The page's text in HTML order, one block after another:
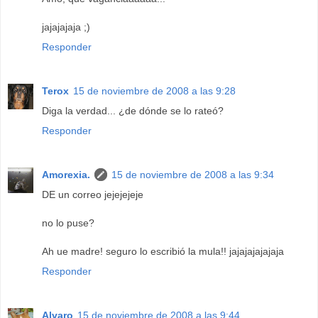
jajajajaja ;)
Responder
Terox 15 de noviembre de 2008 a las 9:28
Diga la verdad... ¿de dónde se lo rateó?
Responder
Amorexia.
15 de noviembre de 2008 a las 9:34
DE un correo jejejejeje
no lo puse?
Ah ue madre! seguro lo escribió la mula!! jajajajajajaja
Responder
Alvaro 15 de noviembre de 2008 a las 9:44